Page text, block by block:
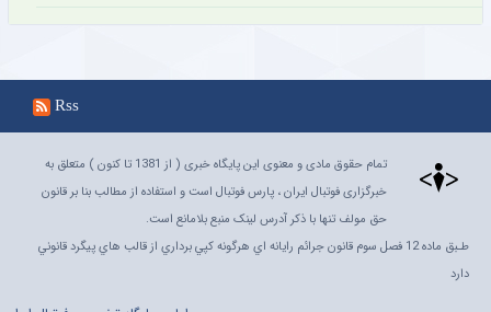
Rss
تمام حقوق مادی و معنوی این پایگاه خبری ( از 1381 تا کنون ) متعلق به
خبرگزاری فوتبال ایران ، پارس فوتبال است و استفاده از مطالب بنا بر قانون
حق مولف تنها با ذکر آدرس لینک منبع بلامانع است.
طـبق ماده 12 فصل سوم قانون جرائم رايانه اي هرگونه کپي برداري از قالب هاي پيگرد قانوني
دارد